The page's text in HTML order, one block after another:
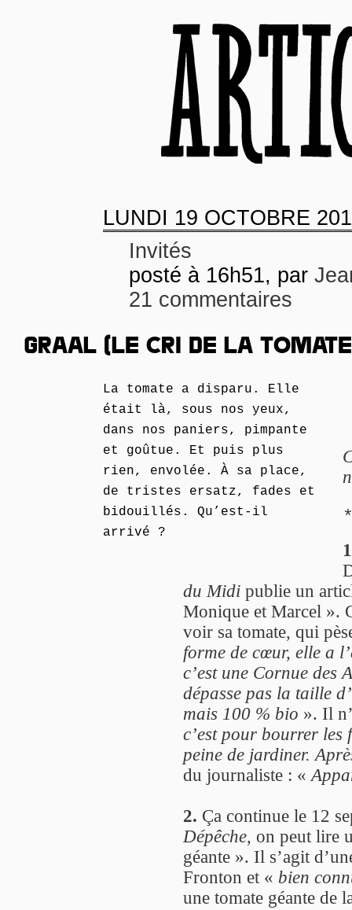
LUNDI 19 OCTOBRE
Invités
posté à 16h51, par
21 commentaires
GRAAL (LE CRI DE LA
La tomate a disparu. Elle
était là, sous nos yeux,
dans nos paniers, pimpante
et goûtue. Et puis plus
rien, envolée. À sa place,
de tristes ersatz, fades et
bidouillés. Qu’est-il
arrivé ?
du Midi publie un
Monique et Marcel ».
voir sa tomate, qui
forme de cœur, elle a
c’est une Cornue des
dépasse pas la taille
mais 100 % bio ». Il
c’est pour bourrer les
peine de jardiner.
du journaliste : «
2. Ça continue le 12
Dépêche, on peut lire
géante ». Il s’agit
Fronton et « bien
une tomate géante